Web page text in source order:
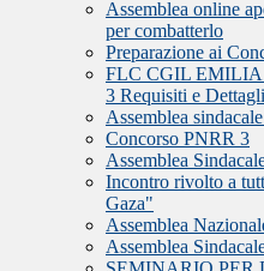
Assemblea online
per combatterlo
Preparazione ai
FLC CGIL EMILIA
3 Requisiti e Dettagli
Assemblea
Concorso PNRR 3
Assemblea
Incontro rivolto a
Gaza"
Assemblea
Assemblea